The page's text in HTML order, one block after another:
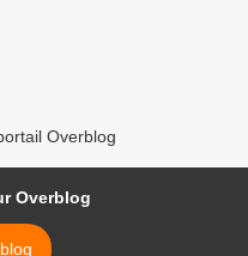
Overblog
Overblog